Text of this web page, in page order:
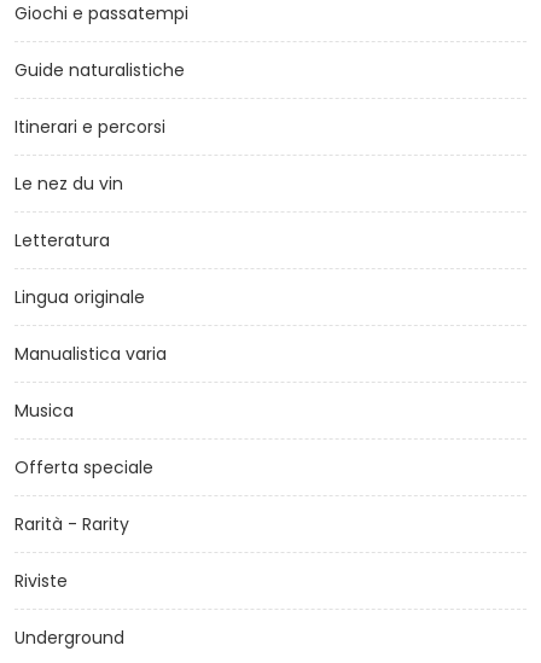
Giochi e passatempi
Guide naturalistiche
Itinerari e percorsi
Le nez du vin
Letteratura
Lingua originale
Manualistica varia
Musica
Offerta speciale
Rarità - Rarity
Riviste
Underground